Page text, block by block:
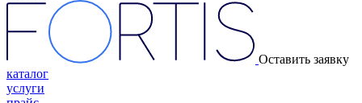
Оставить заявку
каталог
услуги